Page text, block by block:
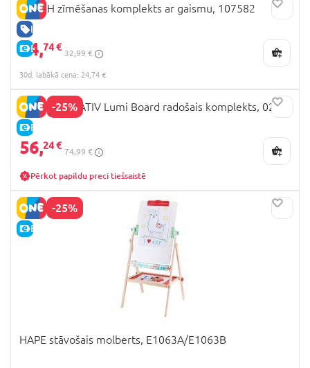
LABA CENA
E-CENA
STITCH zīmēšanas komplekts ar gaismu, 107582
24,74 €
32,99 €
30d. labākā cena: 24,74 €
-25%
E-CENA
MAPED CREATIV Lumi Board radošais komplekts, 0213
56,24 €
74,99 €
Pērkot papildu preci tiešsaistē
-25%
E-CENA
HAPE stāvošais molberts, E1063A/E1063B